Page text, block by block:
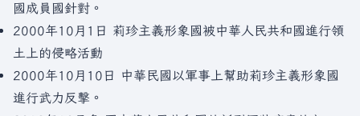
國成員國針對。
2000年10月1日 莉珍主義形象國被中華人民共和國進行領
土上的侵略活動
2000年10月10日 中華民國以軍事上幫助莉珍主義形象國
進行武力反擊。